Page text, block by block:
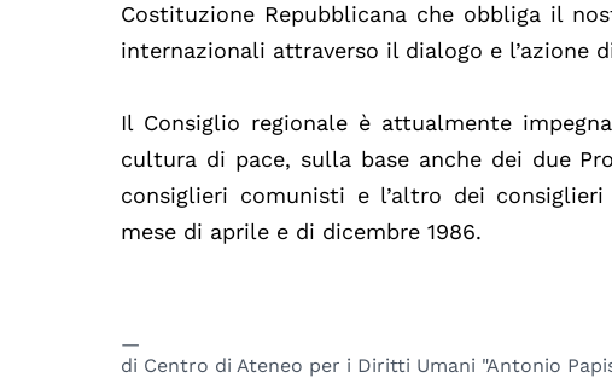
Costituzione Repubblicana che obbliga il
internazionali attraverso il dialogo e l’azione
Il Consiglio regionale è attualmente
cultura di pace, sulla base anche dei due
consiglieri comunisti e l’altro dei
mese di aprile e di dicembre 1986.
di Centro di Ateneo per i Diritti Umani "Antonio